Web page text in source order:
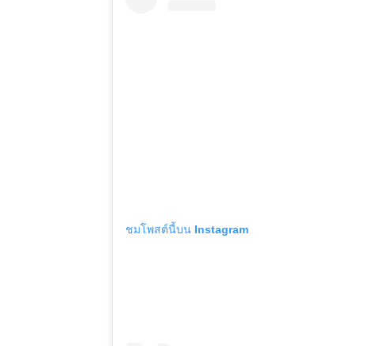
ชมโพสต์นี้บน Instagram